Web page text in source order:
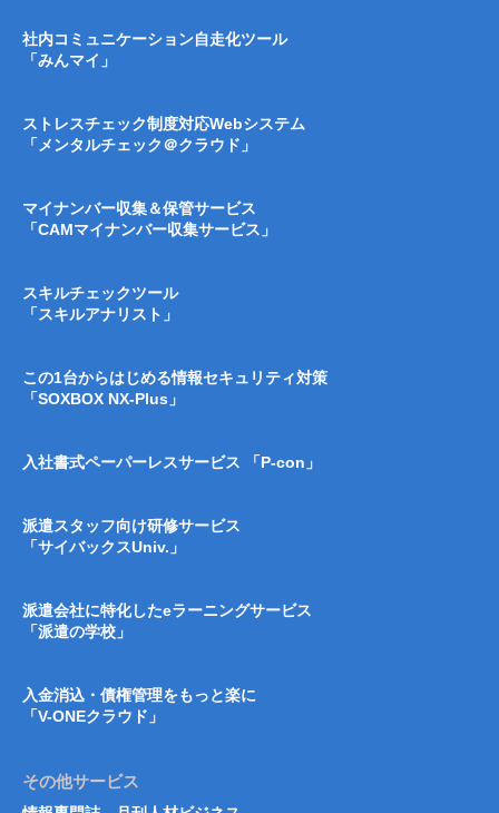
社内コミュニケーション自走化ツール
「みんマイ」
ストレスチェック制度対応Webシステム
「メンタルチェック＠クラウド」
マイナンバー収集＆保管サービス
「CAMマイナンバー収集サービス」
スキルチェックツール
「スキルアナリスト」
この1台からはじめる情報セキュリティ対策
「SOXBOX NX-Plus」
入社書式ペーパーレスサービス 「P-con」
派遣スタッフ向け研修サービス
「サイバックスUniv.」
派遣会社に特化したeラーニングサービス
「派遣の学校」
入金消込・債権管理をもっと楽に
「V-ONEクラウド」
その他サービス